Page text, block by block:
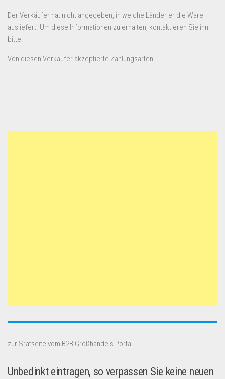
Der Verkäufer hat nicht angegeben, in welche Länder er die Ware
ausliefert. Um diese Informationen zu erhalten, kontaktieren Sie ihn
bitte.
Von diesen Verkäufer akzeptierte Zahlungsarten
zur Sratseite vom B2B Großhandels Portal
Unbedinkt eintragen, so verpassen Sie keine neuen